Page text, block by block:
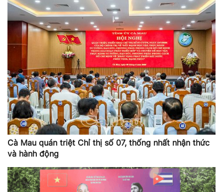
Cà Mau quán triệt Chỉ thị số 07, thống nhất nhận thức
và hành động